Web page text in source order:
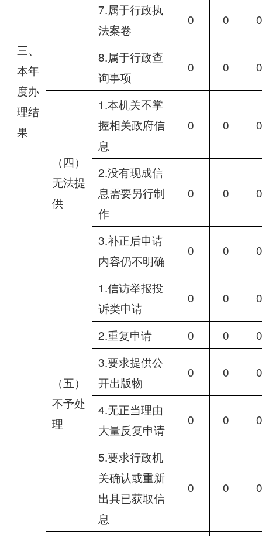
三、
本年
度办
理结
果
7.属于行政执
法案卷
0 0
8.属于行政查
询事项
0 0
（四）
无法提
供
1.本机关不掌
握相关政府信
息
0 0
2.没有现成信
息需要另行制
作
0 0
3.补正后申请
内容仍不明确
0 0
（五）
不予处
理
1.信访举报投
诉类申请
0 0
2.重复申请 0 0
3.要求提供公
开出版物
0 0
4.无正当理由
大量反复申请
0 0
5.要求行政机
关确认或重新
出具已获取信
息
0 0